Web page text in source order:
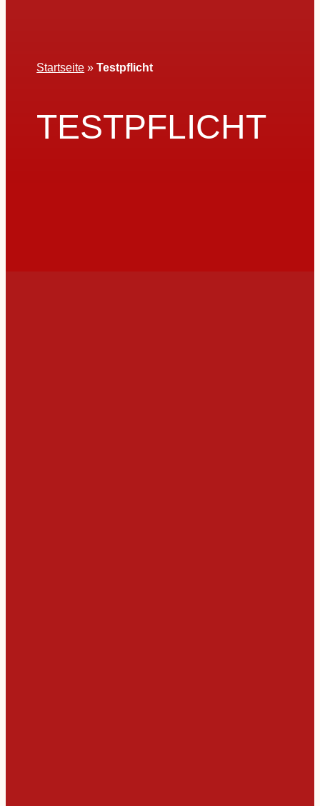
Startseite »Testpflicht
TESTPFLICHT